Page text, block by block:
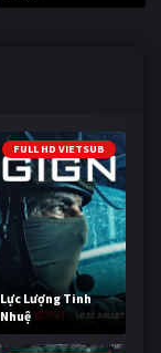
FULL HD VIETSUB
Lực Lượng Tinh
Nhuệ